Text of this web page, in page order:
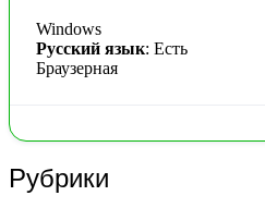
Windows
Русский язык: Есть
Браузерная
Рубрики